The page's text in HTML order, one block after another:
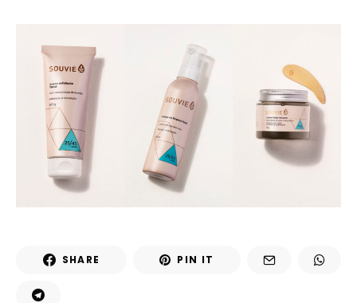
SHARE PIN IT